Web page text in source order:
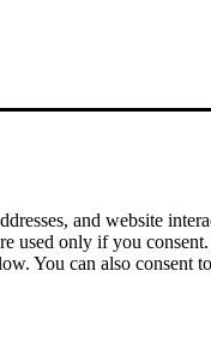
and website
used only if you
You can also consent